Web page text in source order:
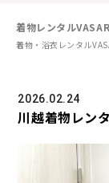
着物レンタル
着物・浴衣レンタル
2026.02.24
川越着物レン